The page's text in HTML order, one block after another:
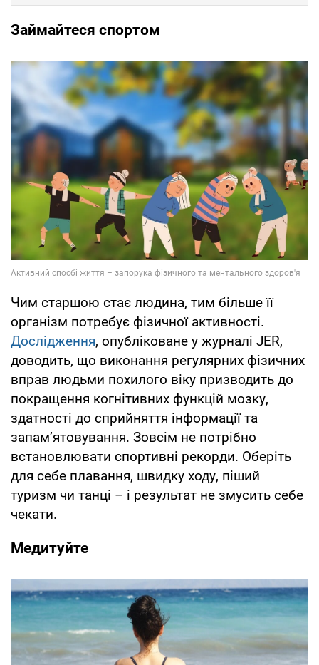
Займайтеся спортом
Чим старшою стає людина, тим більше її
організм потребує фізичної активності.
Дослідження, опубліковане у журналі JER,
доводить, що виконання регулярних фізичних
вправ людьми похилого віку призводить до
покращення когнітивних функцій мозку,
здатності до сприйняття інформації та
запам’ятовування. Зовсім не потрібно
встановлювати спортивні рекорди. Оберіть
для себе плавання, швидку ходу, піший
туризм чи танці – і результат не змусить себе
чекати.
Медитуйте